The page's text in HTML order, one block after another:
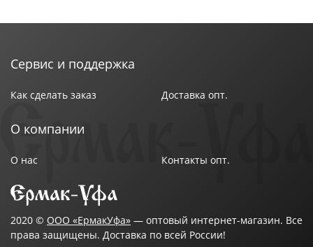
Сервис и поддержка
Как сделать заказ Доставка опт.
О компании
О нас Контакты опт.
2020 © ООО «ЕрмакУфа» — оптовый интернет-магазин. Все
права защищены. Доставка по всей России!